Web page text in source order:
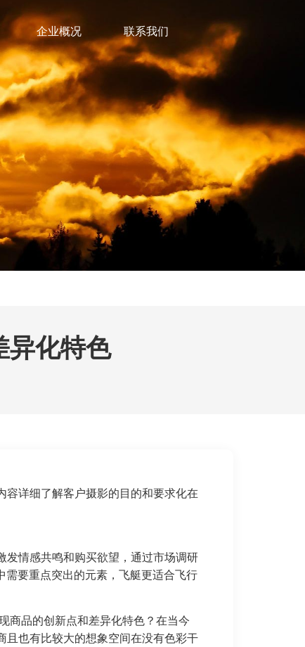
企业概况 联系我们
异化特色
详细了解客户摄影的目的和要求化在
情感共鸣和购买欲望，通过市场调研
要重点突出的元素，飞艇更适合飞行
商品的创新点和差异化特色？在当今
也有比较大的想象空间在没有色彩干